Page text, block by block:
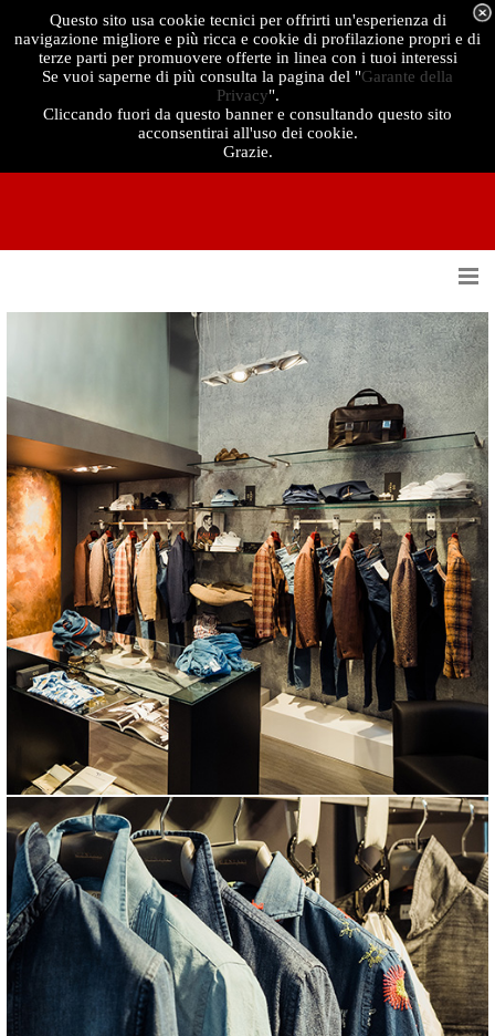
Questo sito usa cookie tecnici per offrirti un'esperienza di
navigazione migliore e più ricca e cookie di profilazione propri e di
terze parti per promuovere offerte in linea con i tuoi interessi
Se vuoi saperne di più consulta la pagina del "Garante della
Privacy".
Cliccando fuori da questo banner e consultando questo sito
acconsentirai all'uso dei cookie.
Grazie.